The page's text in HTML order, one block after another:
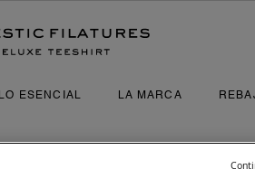
LO ESENCIAL LA MARCA